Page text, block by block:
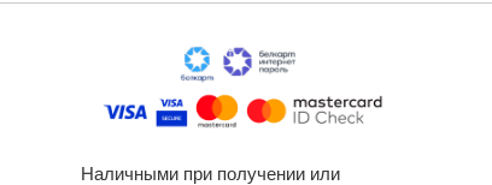
Наличными при получении или